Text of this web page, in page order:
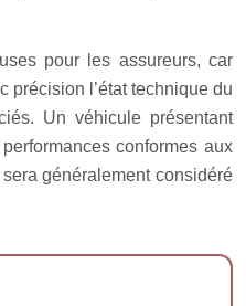
pour les assureurs, car
précision l’état technique du
Un véhicule présentant
conformes aux
généralement considéré